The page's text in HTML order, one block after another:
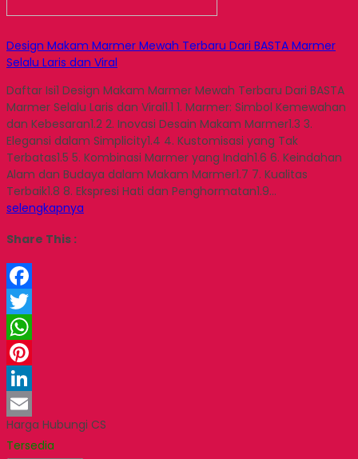
Design Makam Marmer Mewah Terbaru Dari BASTA Marmer
Selalu Laris dan Viral
Daftar Isi1 Design Makam Marmer Mewah Terbaru Dari BASTA
Marmer Selalu Laris dan Viral1.1 1. Marmer: Simbol Kemewahan
dan Kebesaran1.2 2. Inovasi Desain Makam Marmer1.3 3.
Elegansi dalam Simplicity1.4 4. Kustomisasi yang Tak
Terbatas1.5 5. Kombinasi Marmer yang Indah1.6 6. Keindahan
Alam dan Budaya dalam Makam Marmer1.7 7. Kualitas
Terbaik1.8 8. Ekspresi Hati dan Penghormatan1.9…
selengkapnya
Share This :
Facebook
Twitter
WhatsApp
Pinterest
LinkedIn
Email
Harga Hubungi CS
Tersedia